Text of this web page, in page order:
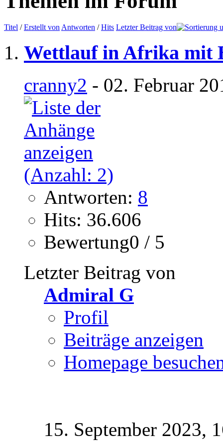
Titel /Erstellt von Antworten /Hits Letzter Beitrag von
Wettlauf in Afrika mit
cranny2 - 02. Februar
Antworten: 8
Hits: 36.606
Bewertung0 / 5
Letzter Beitrag von
Admiral G
Profil
Beiträge anzeigen
Homepage
15. September 2023,